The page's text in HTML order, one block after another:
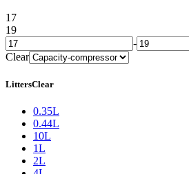
17
19
-
Clear
LittersClear
0.35L
0.44L
10L
1L
2L